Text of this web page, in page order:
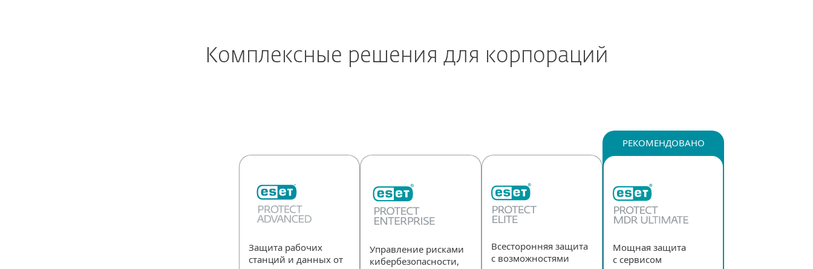
Комплексные решения для корпораций
РЕКОМЕНДОВАНО
Защита рабочих
станций и данных от
Управление рисками
кибербезопасности,
Всесторонняя защита
с возможностями
Мощная защита
с сервисом